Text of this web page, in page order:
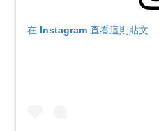
在 Instagram 查看這則貼文